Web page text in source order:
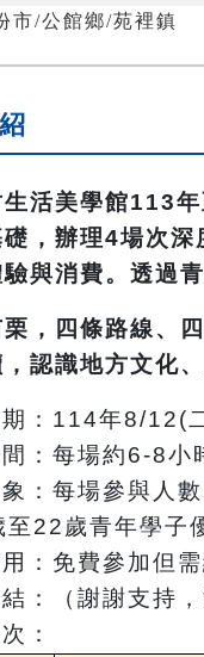
市/公館鄉/苑裡鎮
活美學館113
，辦理4場次
與消費。透過
，四條路線、
認識地方文化
期：114年8/12(
：每場約6-8小
：每場參與人
至22歲青年學子
：免費參加但
：（謝謝支持
：